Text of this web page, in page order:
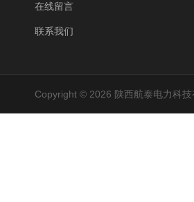
在线留言
联系我们
Copyright © 2026 陕西航泰电力科